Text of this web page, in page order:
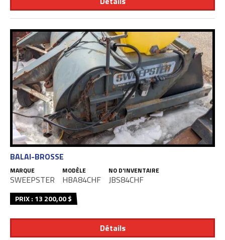
Détails
BALAI-BROSSE
MARQUE
SWEEPSTER
MODÈLE
HBA84CHF
NO D'INVENTAIRE
JBS84CHF
PRIX : 13 200,00 $